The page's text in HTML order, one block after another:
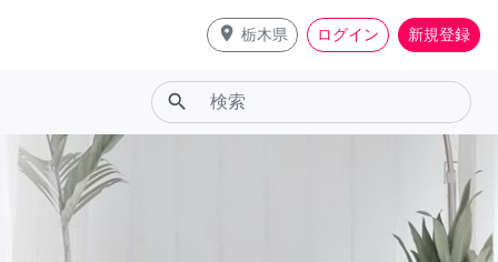
place 栃木県 ログイン 新規登録
search